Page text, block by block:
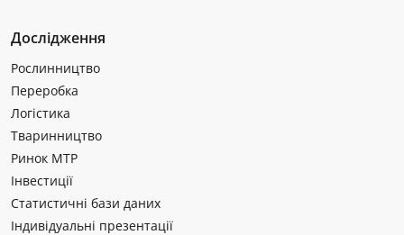
Дослідження
Рослинництво
Переробка
Логістика
Тваринництво
Ринок МТР
Інвестиції
Статистичні бази даних
Індивідуальні презентації